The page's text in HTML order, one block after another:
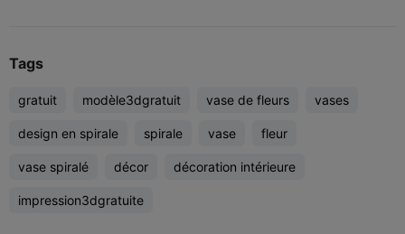
Tags
gratuit modèle3dgratuit vase de fleurs vases
design en spirale spirale vase fleur
vase spiralé décor décoration intérieure
impression3dgratuite